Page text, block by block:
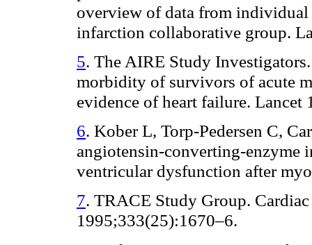
overview of data from
infarction collaborative group.
5. The AIRE Study
morbidity of survivors of acute
evidence of heart failure.
6. Kober L, Torp-Pedersen C,
angiotensin-converting-
ventricular dysfunction after
7. TRACE Study Group.
1995;333(25):1670–6.